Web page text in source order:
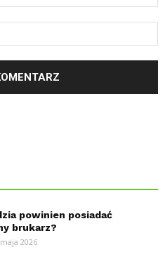
powinien posiadać
brukarz?
2026